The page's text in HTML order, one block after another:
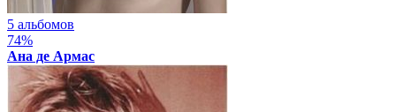
5 альбомов
74%
Ана де Армас